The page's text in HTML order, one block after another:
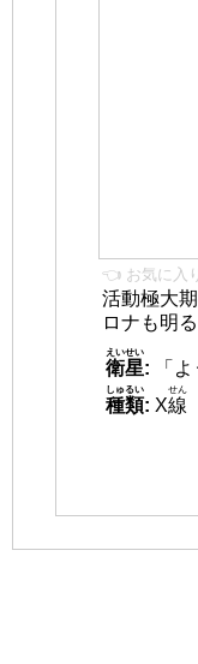
👈 お気に入
活動極大
ロナも明
衛星
えいせい
:
「
種類
しゅるい
: X線
せん